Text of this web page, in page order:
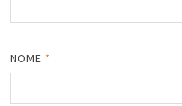
NOME *